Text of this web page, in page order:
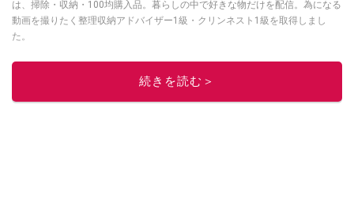
は、掃除・収納・100均購入品。暮らしの中で好きな物だけを配信。為になる
動画を撮りたく整理収納アドバイザー1級・クリンネスト1級を取得しまし
た。
このイチオシストの他の記事を読む
続きを読む＞